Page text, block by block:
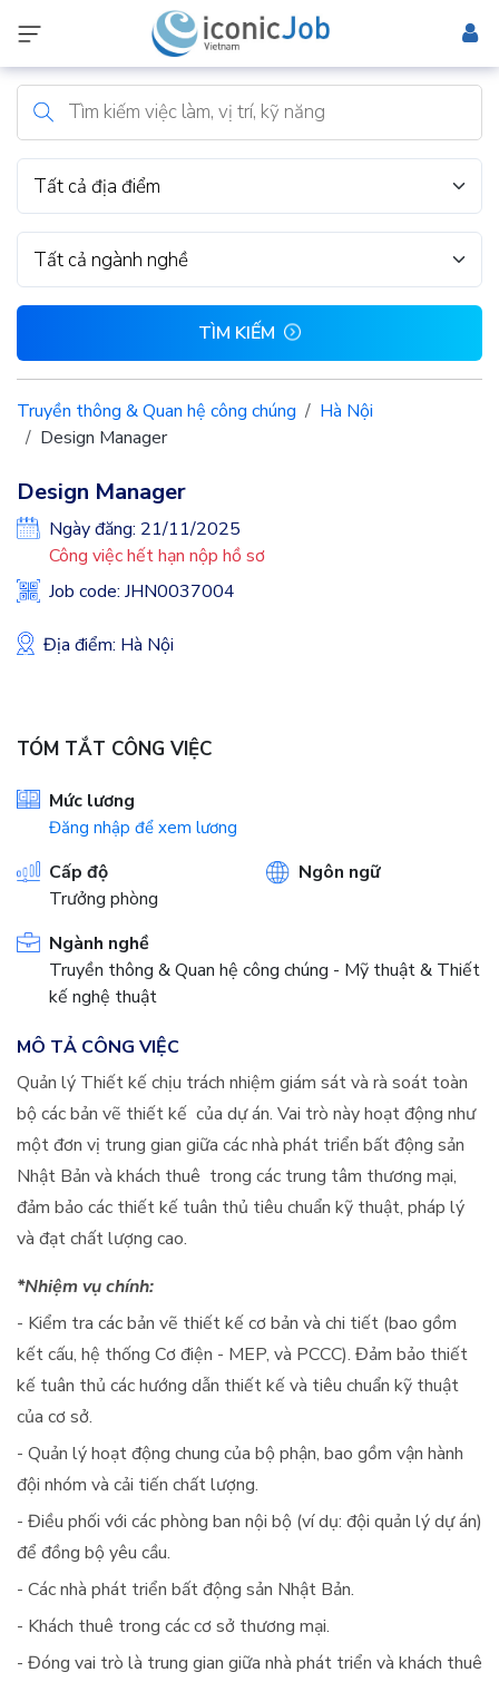
Tất cả địa điểm
Tất cả ngành nghề
TÌM KIẾM
Truyền thông & Quan hệ công chúng
Hà Nội
Design Manager
Design Manager
Ngày đăng: 21/11/2025
Công việc hết hạn nộp hồ sơ
Job code: JHN0037004
Địa điểm: Hà Nội
TÓM TẮT CÔNG VIỆC
Mức lương
Đăng nhập để xem lương
Cấp độ
Trưởng phòng
Ngôn ngữ
Ngành nghề
Truyền thông & Quan hệ công chúng - Mỹ thuật & Thiết
kế nghệ thuật
MÔ TẢ CÔNG VIỆC
Quản lý Thiết kế chịu trách nhiệm giám sát và rà soát toàn
bộ các bản vẽ thiết kế của dự án. Vai trò này hoạt động như
một đơn vị trung gian giữa các nhà phát triển bất động sản
Nhật Bản và khách thuê trong các trung tâm thương mại,
đảm bảo các thiết kế tuân thủ tiêu chuẩn kỹ thuật, pháp lý
và đạt chất lượng cao.
*Nhiệm vụ chính:
- Kiểm tra các bản vẽ thiết kế cơ bản và chi tiết (bao gồm
kết cấu, hệ thống Cơ điện - MEP, và PCCC). Đảm bảo thiết
kế tuân thủ các hướng dẫn thiết kế và tiêu chuẩn kỹ thuật
của cơ sở.
- Quản lý hoạt động chung của bộ phận, bao gồm vận hành
đội nhóm và cải tiến chất lượng.
- Điều phối với các phòng ban nội bộ (ví dụ: đội quản lý dự án)
để đồng bộ yêu cầu.
- Các nhà phát triển bất động sản Nhật Bản.
- Khách thuê trong các cơ sở thương mại.
- Đóng vai trò là trung gian giữa nhà phát triển và khách thuê